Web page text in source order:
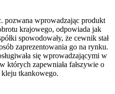
pozwana wprowadzając produkt
krajowego, odpowiada jak
spowodowały, że cewnik stał
zaprezentowania go na rynku.
się wprowadzającymi w
których zapewniała fałszywie o
tkankowego.